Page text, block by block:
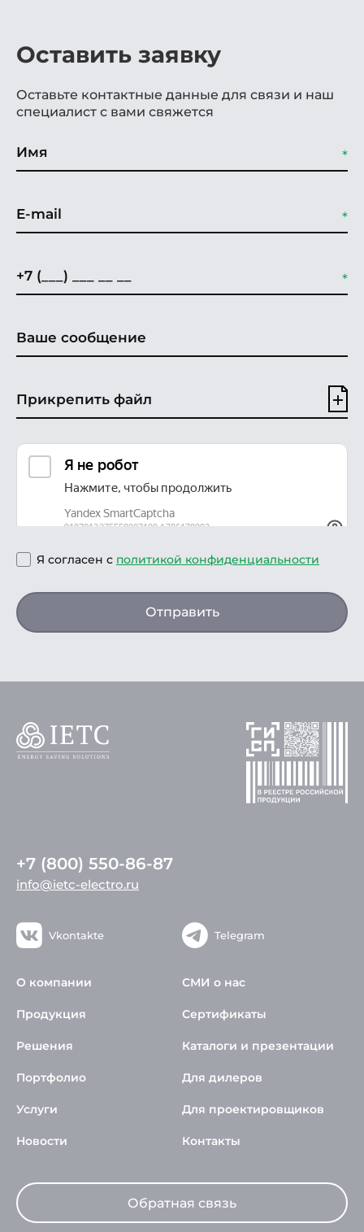
Оставить заявку
Оставьте контактные данные для связи и наш
специалист с вами свяжется
Прикрепить файл
Я согласен с политикой конфиденциальности
Отправить
+7 (800) 550-86-87
info@ietc-electro.ru
Vkontakte Telegram
О компании
Продукция
Решения
Портфолио
Услуги
Новости
СМИ о нас
Сертификаты
Каталоги и презентации
Для дилеров
Для проектировщиков
Контакты
Обратная связь